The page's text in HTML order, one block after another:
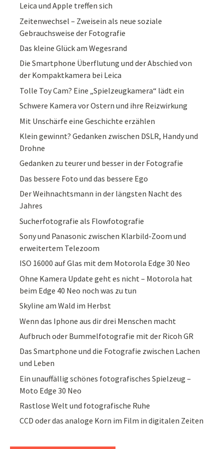
Leica und Apple treffen sich
Zeitenwechsel – Zweisein als neue soziale
Gebrauchsweise der Fotografie
Das kleine Glück am Wegesrand
Die Smartphone Überflutung und der Abschied von
der Kompaktkamera bei Leica
Tolle Toy Cam? Eine „Spielzeugkamera“ lädt ein
Schwere Kamera vor Ostern und ihre Reizwirkung
Mit Unschärfe eine Geschichte erzählen
Klein gewinnt? Gedanken zwischen DSLR, Handy und
Drohne
Gedanken zu teurer und besser in der Fotografie
Das bessere Foto und das bessere Ego
Der Weihnachtsmann in der längsten Nacht des
Jahres
Sucherfotografie als Flowfotografie
Sony und Panasonic zwischen Klarbild-Zoom und
erweitertem Telezoom
ISO 16000 auf Glas mit dem Motorola Edge 30 Neo
Ohne Kamera Update geht es nicht – Motorola hat
beim Edge 40 Neo noch was zu tun
Skyline am Wald im Herbst
Wenn das Iphone aus dir drei Menschen macht
Aufbruch oder Bummelfotografie mit der Ricoh GR
Das Smartphone und die Fotografie zwischen Lachen
und Leben
Ein unauffällig schönes fotografisches Spielzeug –
Moto Edge 30 Neo
Rastlose Welt und fotografische Ruhe
CCD oder das analoge Korn im Film in digitalen Zeiten